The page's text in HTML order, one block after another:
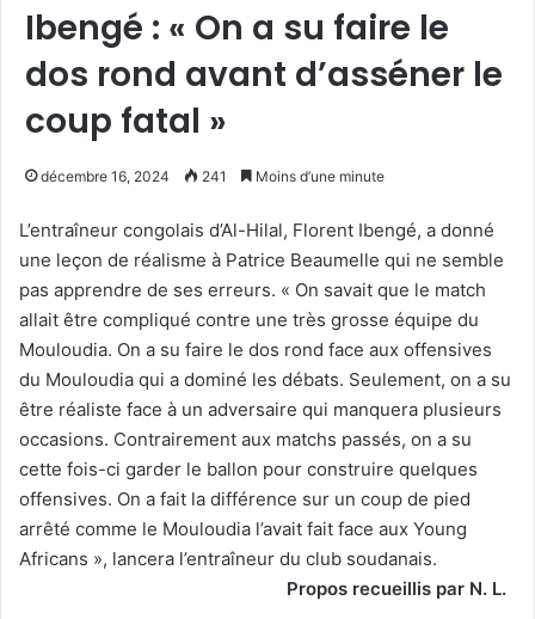
Ibengé : « On a su faire le
dos rond avant d’asséner le
coup fatal »
décembre 16, 2024 241 Moins d’une minute
L’entraîneur congolais d’Al-Hilal, Florent Ibengé, a donné
une leçon de réalisme à Patrice Beaumelle qui ne semble
pas apprendre de ses erreurs. « On savait que le match
allait être compliqué contre une très grosse équipe du
Mouloudia. On a su faire le dos rond face aux offensives
du Mouloudia qui a dominé les débats. Seulement, on a su
être réaliste face à un adversaire qui manquera plusieurs
occasions. Contrairement aux matchs passés, on a su
cette fois-ci garder le ballon pour construire quelques
offensives. On a fait la différence sur un coup de pied
arrêté comme le Mouloudia l’avait fait face aux Young
Africans », lancera l’entraîneur du club soudanais.
Propos recueillis par N. L.